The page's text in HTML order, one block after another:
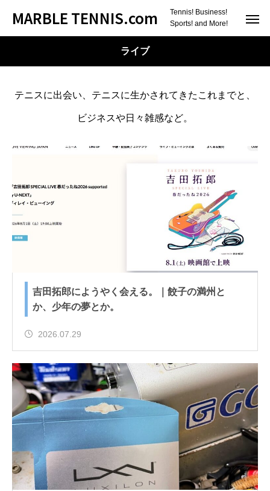
MARBLE TENNIS.com
Tennis! Business!
Sports! and More!
ライブ
テニスに出会い、テニスに生かされてきたこれまでと、
ビジネスや日々雑感など。
吉田拓郎にようやく会える。｜餃子の満州と
か、少年の夢とか。
2026.07.29